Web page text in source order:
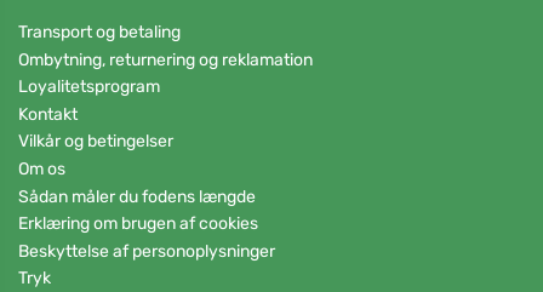
Transport og betaling
Ombytning, returnering og reklamation
Loyalitetsprogram
Kontakt
Vilkår og betingelser
Om os
Sådan måler du fodens længde
Erklæring om brugen af cookies
Beskyttelse af personoplysninger
Tryk